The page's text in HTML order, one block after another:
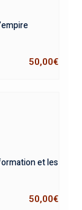
50,00€
et les
50,00€